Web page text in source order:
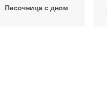
Песочница с дном